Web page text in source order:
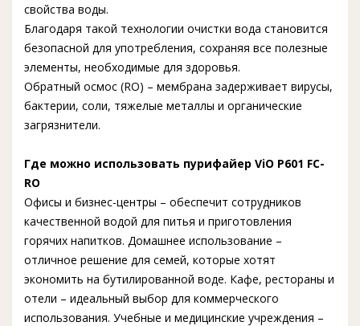
свойства воды.
Благодаря такой технологии очистки вода становится
безопасной для употребления, сохраняя все полезные
элементы, необходимые для здоровья.
Обратный осмос (RO) – мембрана задерживает вирусы,
бактерии, соли, тяжелые металлы и органические
загрязнители.
Где можно использовать пурифайер ViO P601 FC-
RO
Офисы и бизнес-центры – обеспечит сотрудников
качественной водой для питья и приготовления
горячих напитков. Домашнее использование –
отличное решение для семей, которые хотят
экономить на бутилированной воде. Кафе, рестораны и
отели – идеальный выбор для коммерческого
использования. Учебные и медицинские учреждения –